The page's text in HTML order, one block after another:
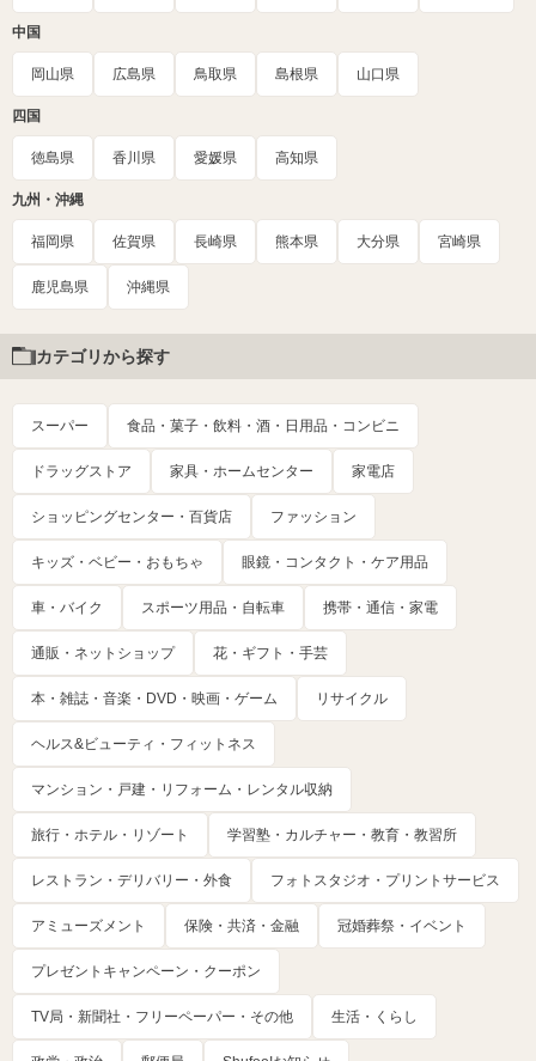
中国
岡山県 広島県 鳥取県 島根県 山口県
四国
徳島県 香川県 愛媛県 高知県
九州・沖縄
福岡県 佐賀県 長崎県 熊本県 大分県 宮崎県
鹿児島県 沖縄県
カテゴリから探す
スーパー 食品・菓子・飲料・酒・日用品・コンビニ
ドラッグストア 家具・ホームセンター 家電店
ショッピングセンター・百貨店 ファッション
キッズ・ベビー・おもちゃ 眼鏡・コンタクト・ケア用品
車・バイク スポーツ用品・自転車 携帯・通信・家電
通販・ネットショップ 花・ギフト・手芸
本・雑誌・音楽・DVD・映画・ゲーム リサイクル
ヘルス&ビューティ・フィットネス
マンション・戸建・リフォーム・レンタル収納
旅行・ホテル・リゾート 学習塾・カルチャー・教育・教習所
レストラン・デリバリー・外食 フォトスタジオ・プリントサービス
アミューズメント 保険・共済・金融 冠婚葬祭・イベント
プレゼントキャンペーン・クーポン
TV局・新聞社・フリーペーパー・その他 生活・くらし